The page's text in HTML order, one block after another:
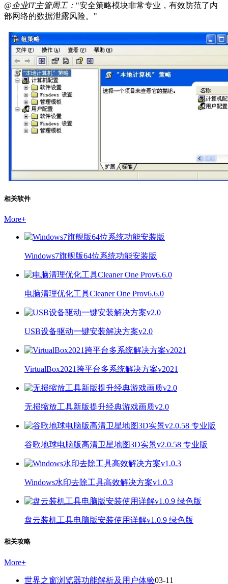
@企业IT主管周工： "安全策略模块非常专业，有效防范了内
部网络的数据泄露风险。"
相关软件
More+
Windows7旗舰版64位系统功能安装版
电脑清理优化工具Cleaner One Prov6.6.0
USB设备驱动一键安装解决方案v2.0
VirtualBox2021跨平台多系统解决方案v2021
无损缩放工具新版提升经典游戏画质v2.0
谷歌地球电脑版高清卫星地图3D实景v2.0.58 专业版
Windows水印去除工具高效解决方案v1.0.3
盘云装机工具电脑版安装使用详解v1.0.9 绿色版
相关攻略
More+
世界之窗浏览器功能解析及用户体验03-11